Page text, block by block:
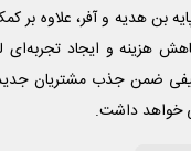
بن هدیه و آفر، علاوه
هزینه و ایجاد
ضمن جذب مشتریان
خواهد داشت.